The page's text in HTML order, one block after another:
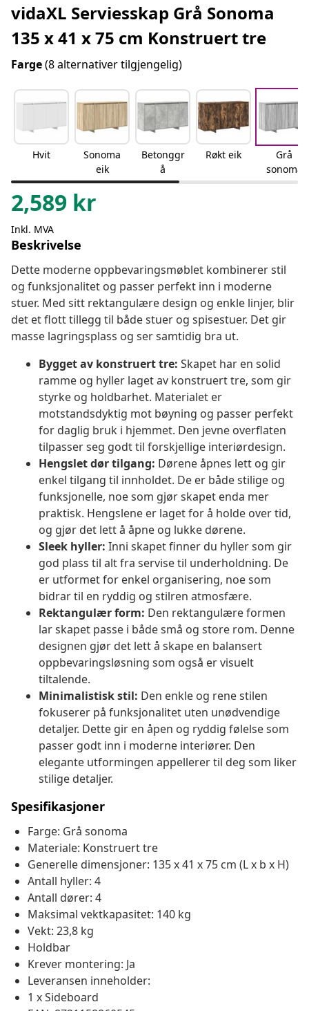
vidaXL Serviesskap Grå Sonoma
135 x 41 x 75 cm Konstruert tre
Farge(8 alternativer tilgjengelig)
Hvit
Sonoma
eik
Betonggr
å
Røkt eik
Grå
sonoma
2,589 kr
Inkl. MVA
Beskrivelse
Dette moderne oppbevaringsmøblet kombinerer stil
og funksjonalitet og passer perfekt inn i moderne
stuer. Med sitt rektangulære design og enkle linjer, blir
det et flott tillegg til både stuer og spisestuer. Det gir
masse lagringsplass og ser samtidig bra ut.
Bygget av konstruert tre: Skapet har en solid
ramme og hyller laget av konstruert tre, som gir
styrke og holdbarhet. Materialet er
motstandsdyktig mot bøyning og passer perfekt
for daglig bruk i hjemmet. Den jevne overflaten
tilpasser seg godt til forskjellige interiørdesign.
Hengslet dør tilgang: Dørene åpnes lett og gir
enkel tilgang til innholdet. De er både stilige og
funksjonelle, noe som gjør skapet enda mer
praktisk. Hengslene er laget for å holde over tid,
og gjør det lett å åpne og lukke dørene.
Sleek hyller: Inni skapet finner du hyller som gir
god plass til alt fra servise til underholdning. De
er utformet for enkel organisering, noe som
bidrar til en ryddig og stilren atmosfære.
Rektangulær form: Den rektangulære formen
lar skapet passe i både små og store rom. Denne
designen gjør det lett å skape en balansert
oppbevaringsløsning som også er visuelt
tiltalende.
Minimalistisk stil: Den enkle og rene stilen
fokuserer på funksjonalitet uten unødvendige
detaljer. Dette gir en åpen og ryddig følelse som
passer godt inn i moderne interiører. Den
elegante utformingen appellerer til deg som liker
stilige detaljer.
Spesifikasjoner
Farge: Grå sonoma
Materiale: Konstruert tre
Generelle dimensjoner: 135 x 41 x 75 cm (L x b x H)
Antall hyller: 4
Antall dører: 4
Maksimal vektkapasitet: 140 kg
Vekt: 23,8 kg
Holdbar
Krever montering: Ja
Leveransen inneholder:
1 x Sideboard